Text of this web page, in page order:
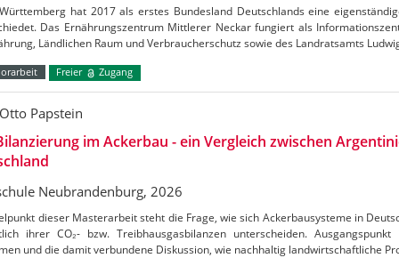
hat 2017 als erstes Bundesland Deutschlands eine
Das Ernährungszentrum Mittlerer Neckar fungiert als
Ländlichen Raum und Verbraucherschutz sowie des Landratsamts
Freier Zugang
Papstein
im Ackerbau - ein Vergleich zwischen
Neubrandenburg, 2026
dieser Masterarbeit steht die Frage, wie sich Ackerbausysteme in
ihrer CO₂- bzw. Treibhausgasbilanzen unterscheiden.
und die damit verbundene Diskussion, wie nachhaltig landwirtschaftliche